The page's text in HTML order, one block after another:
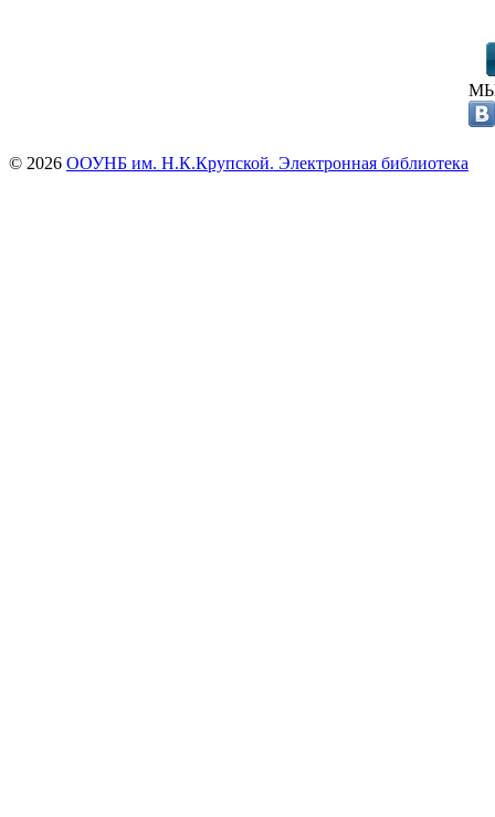
© 2026 ООУНБ им. Н.К.Крупской. Электронная библиотека